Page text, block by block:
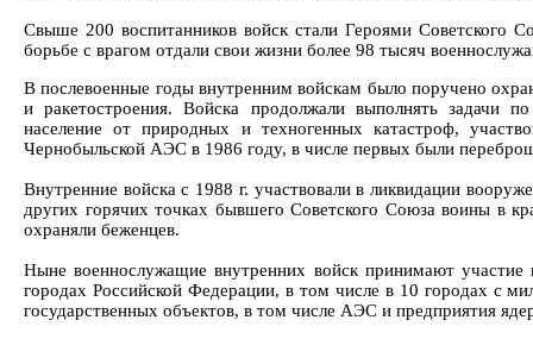
Свыше 200 воспитанников войск стали Героями
борьбе с врагом отдали свои жизни более 98 тысяч
В послевоенные годы внутренним войскам было поручено
и ракетостроения. Войска продолжали выполнять задачи
население от природных и техногенных катастроф,
Чернобыльской АЭС в 1986 году, в числе первых были
Внутренние войска с 1988 г. участвовали в ликвидации
других горячих точках бывшего Советского Союза воины в
охраняли беженцев.
Ныне военнослужащие внутренних войск принимают участие
городах Российской Федерации, в том числе в 10 городах с
государственных объектов, в том числе АЭС и предприятия